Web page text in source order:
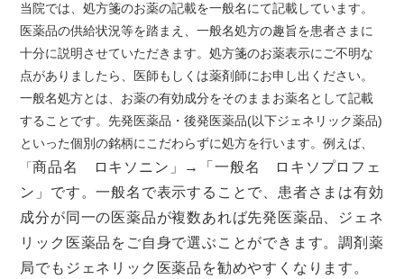
当院では、処方箋のお薬の記載を一般名にて記載しています。
医薬品の供給状況等を踏まえ、一般名処方の趣旨を患者さまに
十分に説明させていただきます。処方箋のお薬表示にご不明な
点がありましたら、医師もしくは薬剤師にお申し出ください。
一般名処方とは、お薬の有効成分をそのままお薬名として記載
することです。先発医薬品・後発医薬品(以下ジェネリック薬品)
といった個別の銘柄にこだわらずに処方を行います。例えば、
「商品名 ロキソニン」→「一般名 ロキソプロフェ
ン」です。一般名で表示することで、患者さまは有効
成分が同一の医薬品が複数あれば先発医薬品、ジェネ
リック医薬品をご自身で選ぶことができます。調剤薬
局でもジェネリック医薬品を勧めやすくなります。